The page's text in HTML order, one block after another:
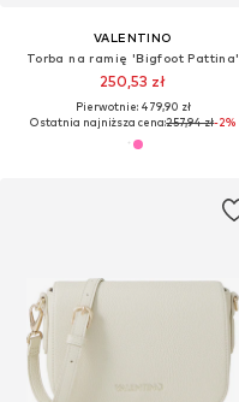
VALENTINO
Torba na ramię 'Bigfoot Pattina'
250,53 zł
Pierwotnie: 479,90 zł
Ostatnia najniższa cena:257,94 zł-2%